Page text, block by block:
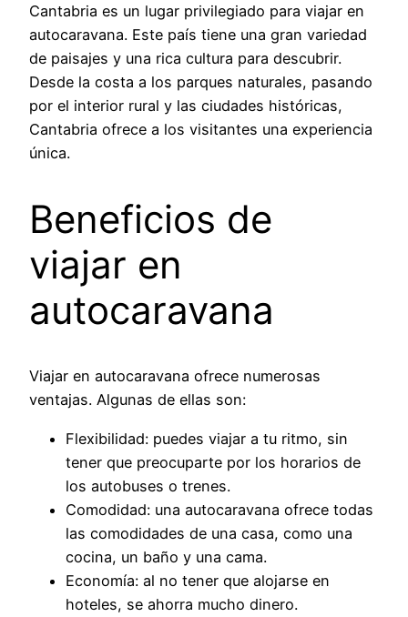
Cantabria es un lugar privilegiado para viajar en
autocaravana. Este país tiene una gran variedad
de paisajes y una rica cultura para descubrir.
Desde la costa a los parques naturales, pasando
por el interior rural y las ciudades históricas,
Cantabria ofrece a los visitantes una experiencia
única.
Beneficios de
viajar en
autocaravana
Viajar en autocaravana ofrece numerosas
ventajas. Algunas de ellas son:
Flexibilidad: puedes viajar a tu ritmo, sin
tener que preocuparte por los horarios de
los autobuses o trenes.
Comodidad: una autocaravana ofrece todas
las comodidades de una casa, como una
cocina, un baño y una cama.
Economía: al no tener que alojarse en
hoteles, se ahorra mucho dinero.